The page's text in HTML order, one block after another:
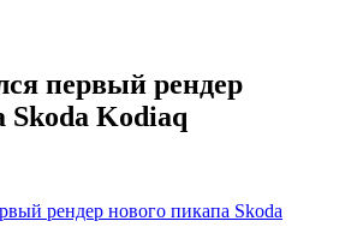
первый рендер
Skoda Kodiaq